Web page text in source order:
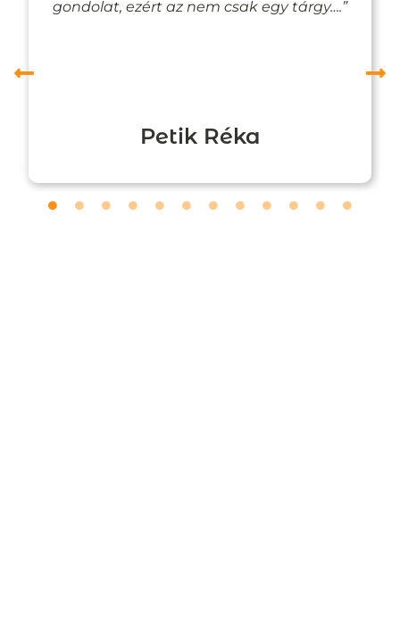
gondolat, ezért az nem csak egy tárgy….”
Petik Réka